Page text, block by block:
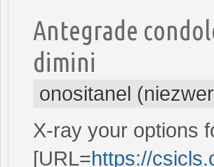
Antegrade
dimini
onositanel
X-ray your options
[URL=https://